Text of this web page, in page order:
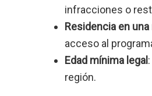
infracciones o
Residencia en
acceso al
Edad mínima legal
región.